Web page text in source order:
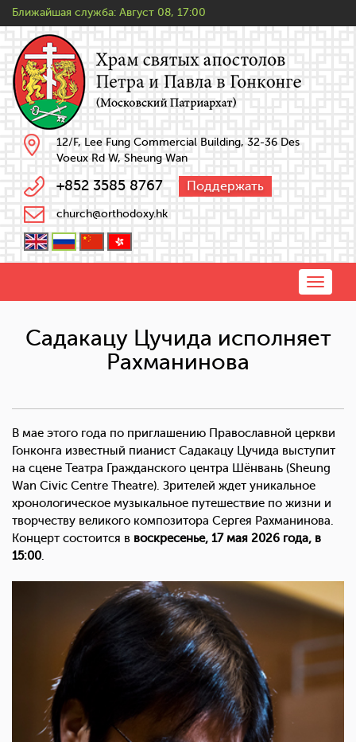
Ближайшая служба: Август 08, 17:00
12/F, Lee Fung Commercial Building, 32-36 Des
Voeux Rd W, Sheung Wan
+852 3585 8767 Поддержать
church@orthodoxy.hk
Toggle
Садакацу Цучида исполняет
Рахманинова
В мае этого года по приглашению Православной церкви
Гонконга известный пианист Садакацу Цучида выступит
на сцене Театра Гражданского центра Шёнвань (Sheung
Wan Civic Centre Theatre). Зрителей ждет уникальное
хронологическое музыкальное путешествие по жизни и
творчеству великого композитора Сергея Рахманинова.
Концерт состоится в воскресенье, 17 мая 2026 года, в
15:00.